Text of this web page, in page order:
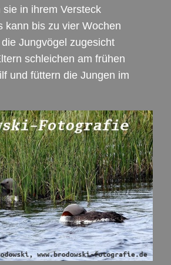
sie in ihrem Versteck
kann bis zu vier Wochen
Jungvögel zugesicht
schleichen am frühen
und füttern die Jungen im